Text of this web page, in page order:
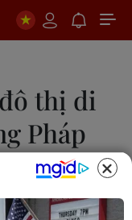
thị di
Pháp